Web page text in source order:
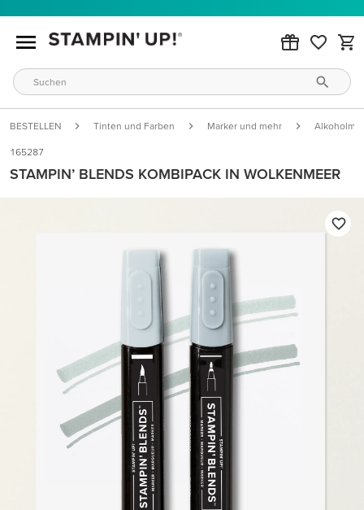
BESTELLEN Tinten und Farben Marker und mehr
165287
STAMPIN’ BLENDS KOMBIPACK IN WOLKENMEER